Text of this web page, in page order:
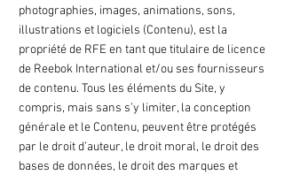
photographies, images, animations, sons,
illustrations et logiciels (Contenu), est la
propriété de RFE en tant que titulaire de licence
de Reebok International et/ou ses fournisseurs
de contenu. Tous les éléments du Site, y
compris, mais sans s’y limiter, la conception
générale et le Contenu, peuvent être protégés
par le droit d’auteur, le droit moral, le droit des
bases de données, le droit des marques et